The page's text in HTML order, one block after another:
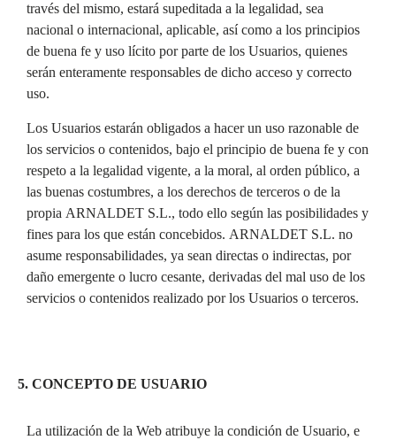
través del mismo, estará supeditada a la legalidad, sea
nacional o internacional, aplicable, así como a los principios
de buena fe y uso lícito por parte de los Usuarios, quienes
serán enteramente responsables de dicho acceso y correcto
uso.
Los Usuarios estarán obligados a hacer un uso razonable de
los servicios o contenidos, bajo el principio de buena fe y con
respeto a la legalidad vigente, a la moral, al orden público, a
las buenas costumbres, a los derechos de terceros o de la
propia ARNALDET S.L., todo ello según las posibilidades y
fines para los que están concebidos. ARNALDET S.L. no
asume responsabilidades, ya sean directas o indirectas, por
daño emergente o lucro cesante, derivadas del mal uso de los
servicios o contenidos realizado por los Usuarios o terceros.
5. CONCEPTO DE USUARIO
La utilización de la Web atribuye la condición de Usuario, e